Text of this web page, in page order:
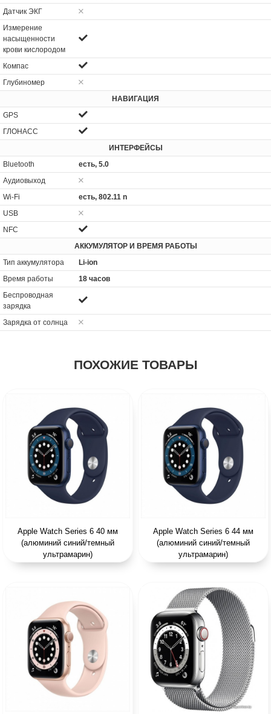
Датчик ЭКГ
Измерение
насыщенности
крови кислородом
Компас
Глубиномер
НАВИГАЦИЯ
GPS
ГЛОНАСС
ИНТЕРФЕЙСЫ
Bluetooth
есть, 5.0
Аудиовыход
Wi-Fi
есть, 802.11 n
USB
NFC
АККУМУЛЯТОР И ВРЕМЯ РАБОТЫ
Тип аккумулятора
Li-ion
Время работы
18 часов
Беспроводная
зарядка
Зарядка от солнца
ПОХОЖИЕ ТОВАРЫ
Apple Watch Series 6 40 мм
(алюминий синий/темный
ультрамарин)
Apple Watch Series 6 44 мм
(алюминий синий/темный
ультрамарин)